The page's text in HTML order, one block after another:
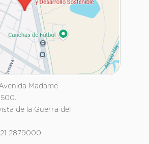
Madame
de la Guerra del
2879000